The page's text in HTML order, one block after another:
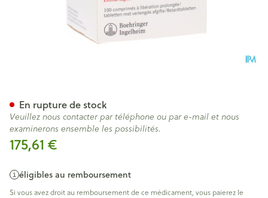
175,61 €
éligibles au remboursement
Si vous avez droit au remboursement de ce médicament, vous paierez le
En rupture de stock
Veuillez nous contacter par téléphone ou par e-mail et nous
examinerons ensemble les possibilités.